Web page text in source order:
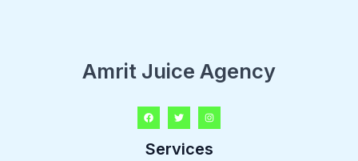
Amrit Juice Agency
Services